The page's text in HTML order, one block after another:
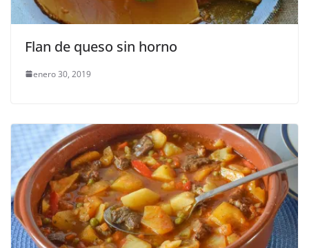
Flan de queso sin horno
enero 30, 2019